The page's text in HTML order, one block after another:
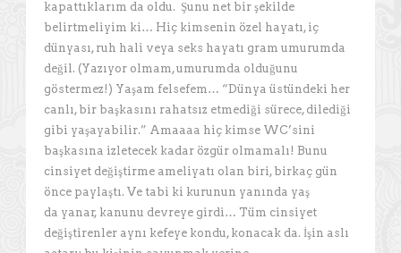
kapattıklarım da oldu. Şunu net bir şekilde
belirtmeliyim ki… Hiç kimsenin özel hayatı, iç
dünyası, ruh hali veya seks hayatı gram umurumda
değil. (Yazıyor olmam, umurumda olduğunu
göstermez!) Yaşam felsefem… “Dünya üstündeki her
canlı, bir başkasını rahatsız etmediği sürece, dilediği
gibi yaşayabilir.” Amaaaa hiç kimse WC’sini
başkasına izletecek kadar özgür olmamalı! Bunu
cinsiyet değiştirme ameliyatı olan biri, birkaç gün
önce paylaştı. Ve tabi ki kurunun yanında yaş
da yanar, kanunu devreye girdi… Tüm cinsiyet
değiştirenler aynı kefeye kondu, konacak da. İşin aslı